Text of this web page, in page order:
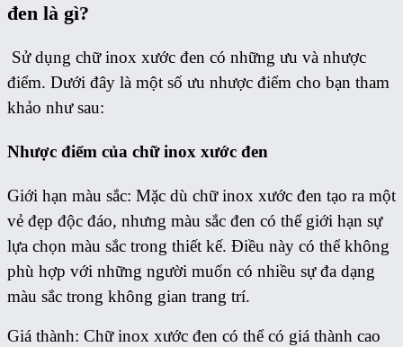
đen là gì?
Sử dụng chữ inox xước đen có những ưu và nhược
điểm. Dưới đây là một số ưu nhược điểm cho bạn tham
khảo như sau:
Nhược điểm của chữ inox xước đen
Giới hạn màu sắc: Mặc dù chữ inox xước đen tạo ra một
vẻ đẹp độc đáo, nhưng màu sắc đen có thể giới hạn sự
lựa chọn màu sắc trong thiết kế. Điều này có thể không
phù hợp với những người muốn có nhiều sự đa dạng
màu sắc trong không gian trang trí.
Giá thành: Chữ inox xước đen có thể có giá thành cao